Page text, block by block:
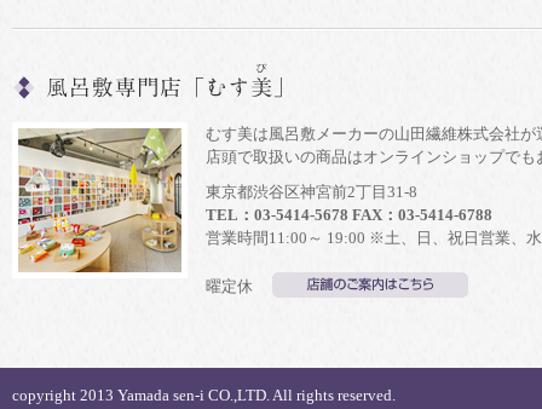
むす美は風呂敷メーカーの山田繊維株式会社
店頭で取扱いの商品はオンラインショップで
東京都渋谷区神宮前2丁目31-8
TEL：03-5414-5678 FAX：03-5414-6788
営業時間11:00～ 19:00 ※土、日、祝日営業、水
曜定休
copyright 2013 Yamada sen-i CO.,LTD. All rights reserved.